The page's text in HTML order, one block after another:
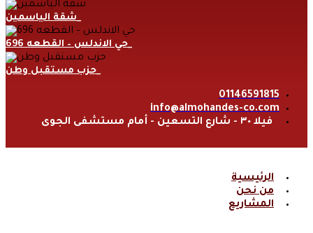
شقة الياسمين
حي الاندلس – القطعه 696
حزب مستقبل وطن
01146591815
info@almohandes-co.com
فيلا ٣٠ - شارع التسعين - أمام مستشفى الجوى
الرئيسية
من نحن
المشاريع